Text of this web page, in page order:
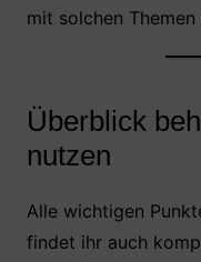
mit solchen Themen
Überblick
nutzen
Alle wichtigen
findet ihr auch